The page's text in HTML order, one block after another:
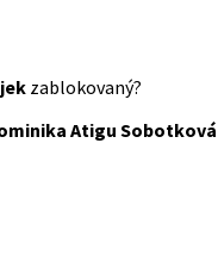
zablokovaný?
Atigu Sobotková